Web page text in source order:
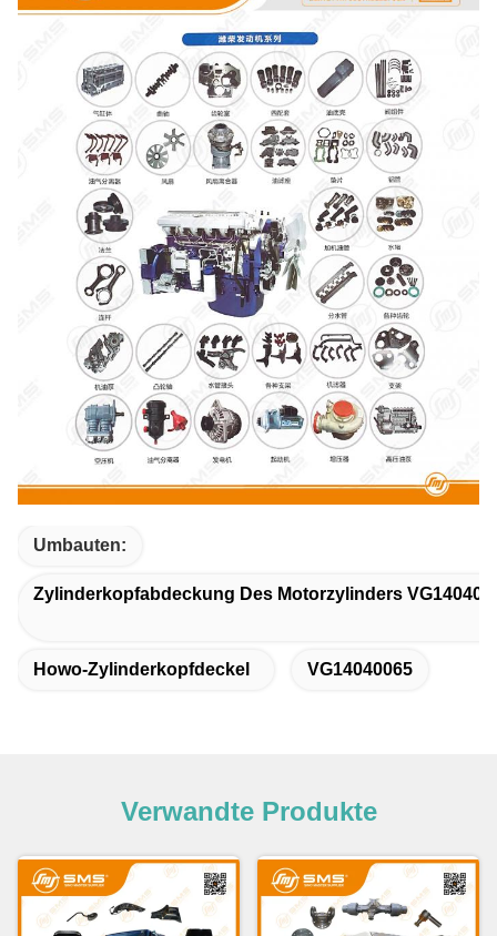
Umbauten:
Zylinderkopfabdeckung Des Motorzylinders
Howo-Zylinderkopfdeckel VG14040065
Verwandte Produkte